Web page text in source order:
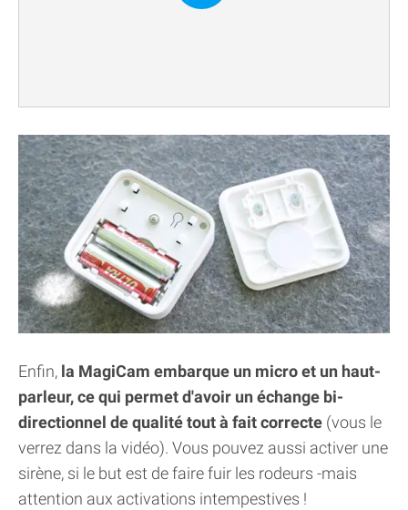
Enfin, la MagiCam embarque un micro et un haut-
parleur, ce qui permet d'avoir un échange bi-
directionnel de qualité tout à fait correcte (vous le
verrez dans la vidéo). Vous pouvez aussi activer une
sirène, si le but est de faire fuir les rodeurs -mais
attention aux activations intempestives !